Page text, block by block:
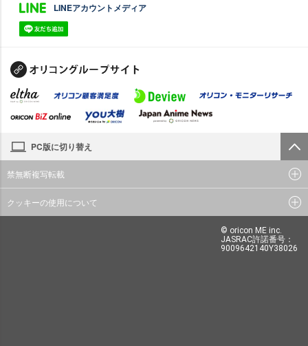
LINEアカウントメディア
PC版に切り替え
禁無断複写転載
クッキーの使用について
© oricon ME inc.
JASRAC許諾番号：
9009642140Y38026